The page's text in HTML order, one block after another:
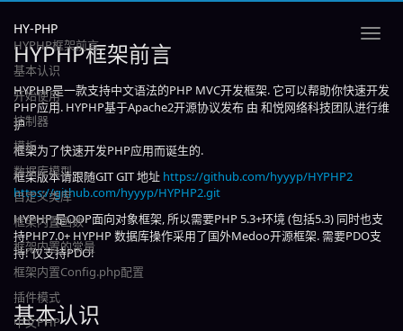
HY-PHP
HYPHP框架前言
HYPHP是一款支持中文语法的PHP MVC开发框架. 它可以帮助你快速开发
PHP应用. HYPHP基于Apache2开源协议发布 由 和悦网络科技团队进行维
护
框架为了快速开发PHP应用而诞生的.
框架版本请跟随GIT GIT 地址 https://github.com/hyyyp/HYPHP2
https://github.com/hyyyp/HYPHP2.git
HYPHP 是OOP面向对象框架, 所以需要PHP 5.3+环境 (包括5.3) 同时也支
持PHP7.0+ HYPHP 数据库操作采用了国外Medoo开源框架. 需要PDO支
持! 仅支持PDO!
基本认识
HYPHP框架前言
基本认识
开始使用
控制器
模板
数据库模型
自定义类库
框架内置函数
框架内置的常量
框架内置Config.php配置
插件模式
中文PHP